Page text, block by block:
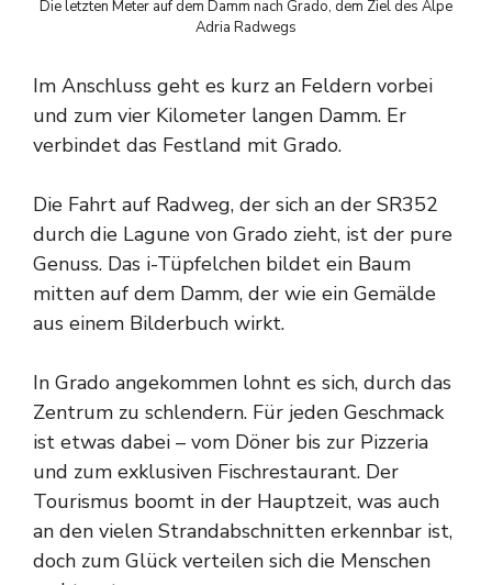
Die letzten Meter auf dem Damm nach Grado, dem Ziel des Alpe
Adria Radwegs
Im Anschluss geht es kurz an Feldern vorbei
und zum vier Kilometer langen Damm. Er
verbindet das Festland mit Grado.
Die Fahrt auf Radweg, der sich an der SR352
durch die Lagune von Grado zieht, ist der pure
Genuss. Das i-Tüpfelchen bildet ein Baum
mitten auf dem Damm, der wie ein Gemälde
aus einem Bilderbuch wirkt.
In Grado angekommen lohnt es sich, durch das
Zentrum zu schlendern. Für jeden Geschmack
ist etwas dabei – vom Döner bis zur Pizzeria
und zum exklusiven Fischrestaurant. Der
Tourismus boomt in der Hauptzeit, was auch
an den vielen Strandabschnitten erkennbar ist,
doch zum Glück verteilen sich die Menschen